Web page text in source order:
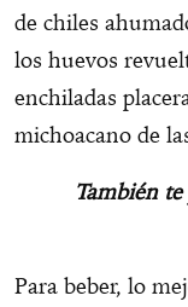
de chiles
los huevos
enchiladas
michoacano de
También
Para beber, lo